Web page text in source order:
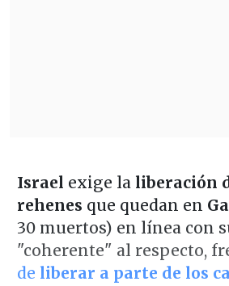
Israel exige la liberación
rehenes que quedan en
30 muertos) en línea con
"coherente" al respecto,
de liberar a parte de los